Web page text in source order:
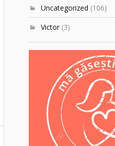
Uncategorized (106)
Victor (3)